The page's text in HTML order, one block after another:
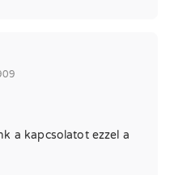
a kapcsolatot ezzel a